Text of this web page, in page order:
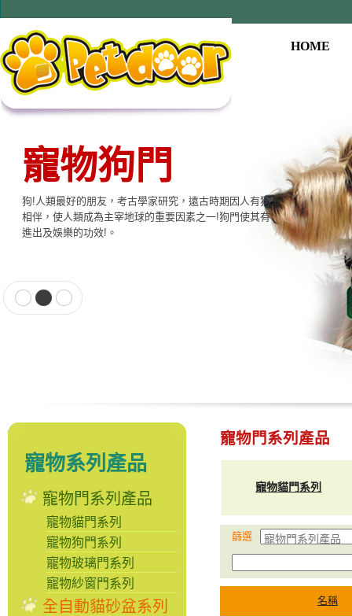
HOME
寵物狗門
狗!人類最好的朋友，考古學家研究，遠古時期因人有狗
相伴，使人類成為主宰地球的重要因素之一!狗門使其有
進出及娛樂的功效!。
寵物用品系列
本公司提供寵物專用相關產品，貓門、狗門、餵食器、
飲水器、寵物專用電子產品…等至尊的品質，大眾的價
格適合各種寵物使用。
寵物系列產品
寵物門系列產品
寵物貓門系列
寵物狗門系列
寵物玻璃門系列
寵物紗窗門系列
全自動貓砂盆系列
寵物門系列產品
寵物貓門系列
篩選
名稱